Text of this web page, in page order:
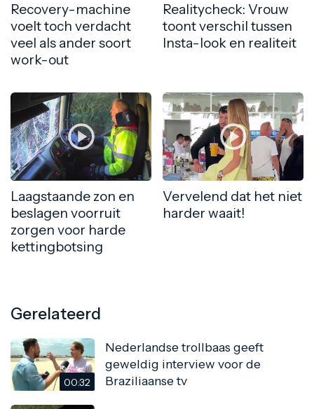
Recovery-machine
voelt toch verdacht
veel als ander soort
work-out
Realitycheck: Vrouw
toont verschil tussen
Insta-look en realiteit
Laagstaande zon en
beslagen voorruit
zorgen voor harde
kettingbotsing
Vervelend dat het niet
harder waait!
Gerelateerd
00:32
Nederlandse trollbaas geeft
geweldig interview voor de
Braziliaanse tv